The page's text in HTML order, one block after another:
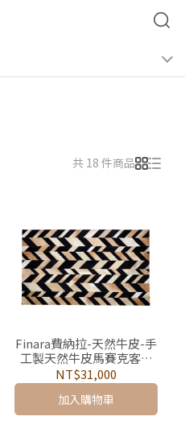
共 18 件商品
Finara費納拉-天然牛皮-手
工製天然牛皮馬賽克客廳
地墊-曼谷(150*90cm) 床
邊毯、按摩椅地墊
NT$31,000
加入購物車